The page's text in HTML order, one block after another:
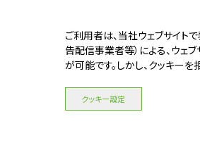
ご利用者は、当社ウェブサイト
告配信事業者等）による、ウェ
が可能です。しかし、クッキー
クッキー設定